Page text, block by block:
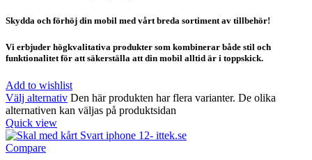
Skydda och förhöj din mobil med vårt breda sortiment av tillbehör!
Vi erbjuder högkvalitativa produkter som kombinerar både stil och
funktionalitet för att säkerställa att din mobil alltid är i toppskick.
Add to wishlist
Välj alternativ Den här produkten har flera varianter. De olika
alternativen kan väljas på produktsidan
Quick view
Compare